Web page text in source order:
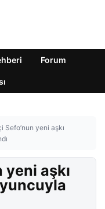
Forum
Sefo’nun yeni aşkı
yeni aşkı